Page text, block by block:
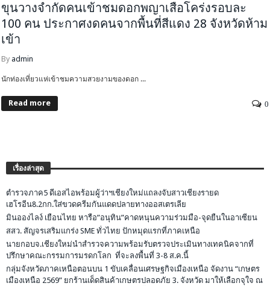
ขุนวางจำกัดคนเข้าชมดอกพญาเสือโคร่งรอบละ
100 คน ประกาศงดคนจากพื้นที่สีแดง 28 จังหวัดห้าม
เข้า
By admin
นักท่องเที่ยวแห่เข้าชมความสวยงามของดอก ...
Read more 0
เรื่องล่าสุด
ตำรวจภาค5 ดีเอสไอพร้อมผู้ว่าฯเชียงใหม่แถลงจับสาวเชียงรายด
เฮโรอีน8.2กก.ใส่ขวดครีมกันแดดปลายทางออสเตรเลีย
มินอองไลง์ เยือนไทย หารือ”อนุทิน”คาดหนุนความร่วมมือ-จุดยืนในอาเซียน
สสว. สัญจรเสริมแกร่ง SME ทั่วไทย ปักหมุดแรกที่ภาคเหนือ
นายกอบจ.เชียงใหม่นำสำรวจความพร้อมรับตรวจประเมินทางเทคนิคจากที่
ปรึกษาคณะกรรมการมรดกโลก ที่จะลงพื้นที่ 3-8 ส.ค.นี้
กลุ่มจังหวัดภาคเหนือตอนบน 1 ขับเคลื่อนเศรษฐกิจเมืองเหนือ จัดงาน “เกษตร
เมืองเหนือ 2569” ยกร้านเด็ดสินค้าเกษตรปลอดภัย 3. จังหวัด มาให้เลือกจุใจ ณ